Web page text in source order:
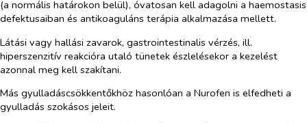
(a normális határokon belül), óvatosan kell adagolni a haemostasis
defektusaiban és antikoaguláns terápia alkalmazása mellett.
Látási vagy hallási zavarok, gastrointestinalis vérzés, ill.
hiperszenzitív reakcióra utaló tünetek észlelésekor a kezelést
azonnal meg kell szakítani.
Más gyulladáscsökkentőkhöz hasonlóan a Nurofen is elfedheti a
gyulladás szokásos jeleit.